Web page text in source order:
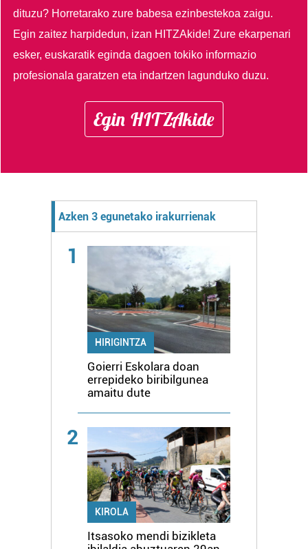
dituzu? Horretarako zure babesa ezinbestekoa zaigu.
Egin zaitez harpidedun, izan HITZAkide!Zure ekarpenari
esker, euskaratik eginda dagoen tokiko informazio
profesionala garatzen eta indartzen lagunduko duzu.
Egin HITZAkide
Azken 3 egunetako irakurrienak
1
HIRIGINTZA
Goierri Eskolara doan
errepideko biribilgunea
amaitu dute
2
KIROLA
Itsasoko mendi bizikleta